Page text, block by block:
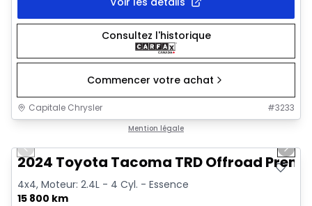
Consultez l'historique
Commencer votre achat
Capitale Chrysler #3233
Mention légale
Previous slide Next
2024 Toyota Tacoma TRD Offroad
4x4, Moteur: 2.4L - 4 Cyl. - Essence
15 800 km